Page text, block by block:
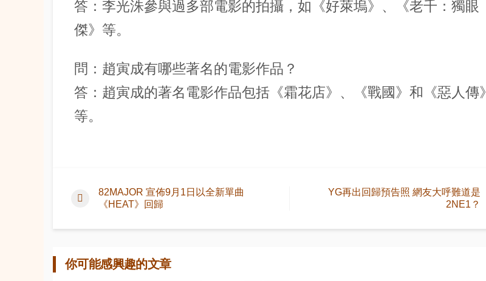
答：李光洙參與過多部電影的拍攝，如《好萊塢》、《老千：獨眼
傑》等。
問：趙寅成有哪些著名的電影作品？
答：趙寅成的著名電影作品包括《霜花店》、《戰國》和《惡人傳》
等。
82MAJOR 宣佈9月1日以全新單曲
《HEAT》回歸
YG再出回歸預告照 網友大呼難道是
2NE1？
你可能感興趣的文章